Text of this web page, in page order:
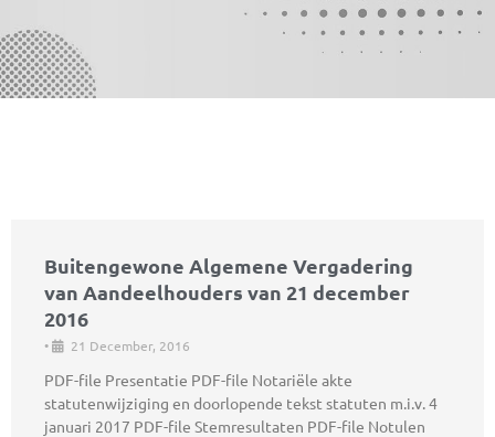
Buitengewone Algemene Vergadering
van Aandeelhouders van 21 december
2016
• 21 December, 2016
PDF-file Presentatie PDF-file Notariële akte
statutenwijziging en doorlopende tekst statuten m.i.v. 4
januari 2017 PDF-file Stemresultaten PDF-file Notulen